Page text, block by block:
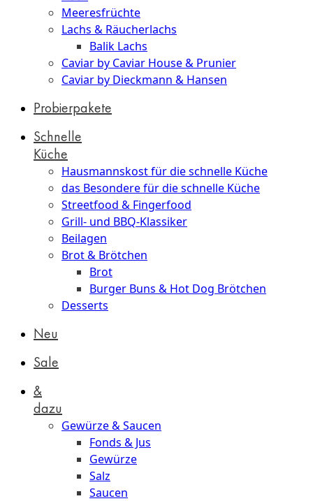
Meeresfrüchte
Lachs & Räucherlachs
Balik Lachs
Caviar by Caviar House & Prunier
Caviar by Dieckmann & Hansen
Probierpakete
Schnelle
Küche
Hausmannskost für die schnelle Küche
das Besondere für die schnelle Küche
Streetfood & Fingerfood
Grill- und BBQ-Klassiker
Beilagen
Brot & Brötchen
Brot
Burger Buns & Hot Dog Brötchen
Desserts
Neu
Sale
&
dazu
Gewürze & Saucen
Fonds & Jus
Gewürze
Salz
Saucen